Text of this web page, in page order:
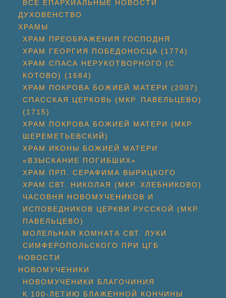
ВСЕ ЕПАРХИАЛЬНЫЕ НОВОСТИ
ДУХОВЕНСТВО
ХРАМЫ
ХРАМ ПРЕОБРАЖЕНИЯ ГОСПОДНЯ
ХРАМ ГЕОРГИЯ ПОБЕДОНОСЦА (1774)
ХРАМ СПАСА НЕРУКОТВОРНОГО (С.
КОТОВО) (1684)
ХРАМ ПОКРОВА БОЖИЕЙ МАТЕРИ (2007)
СПАССКАЯ ЦЕРКОВЬ (МКР. ПАВЕЛЬЦЕВО)
(1715)
ХРАМ ПОКРОВА БОЖИЕЙ МАТЕРИ (МКР.
ШЕРЕМЕТЬЕВСКИЙ)
ХРАМ ИКОНЫ БОЖИЕЙ МАТЕРИ
«ВЗЫСКАНИЕ ПОГИБШИХ»
ХРАМ ПРП. СЕРАФИМА ВЫРИЦКОГО
ХРАМ СВТ. НИКОЛАЯ (МКР. ХЛЕБНИКОВО)
ЧАСОВНЯ НОВОМУЧЕНИКОВ И
ИСПОВЕДНИКОВ ЦЕРКВИ РУССКОЙ (МКР.
ПАВЕЛЬЦЕВО)
МОЛЕЛЬНАЯ КОМНАТА СВТ. ЛУКИ
СИМФЕРОПОЛЬСКОГО ПРИ ЦГБ
НОВОСТИ
НОВОМУЧЕНИКИ
НОВОМУЧЕНИКИ БЛАГОЧИНИЯ
К 100-ЛЕТИЮ БЛАЖЕННОЙ КОНЧИНЫ